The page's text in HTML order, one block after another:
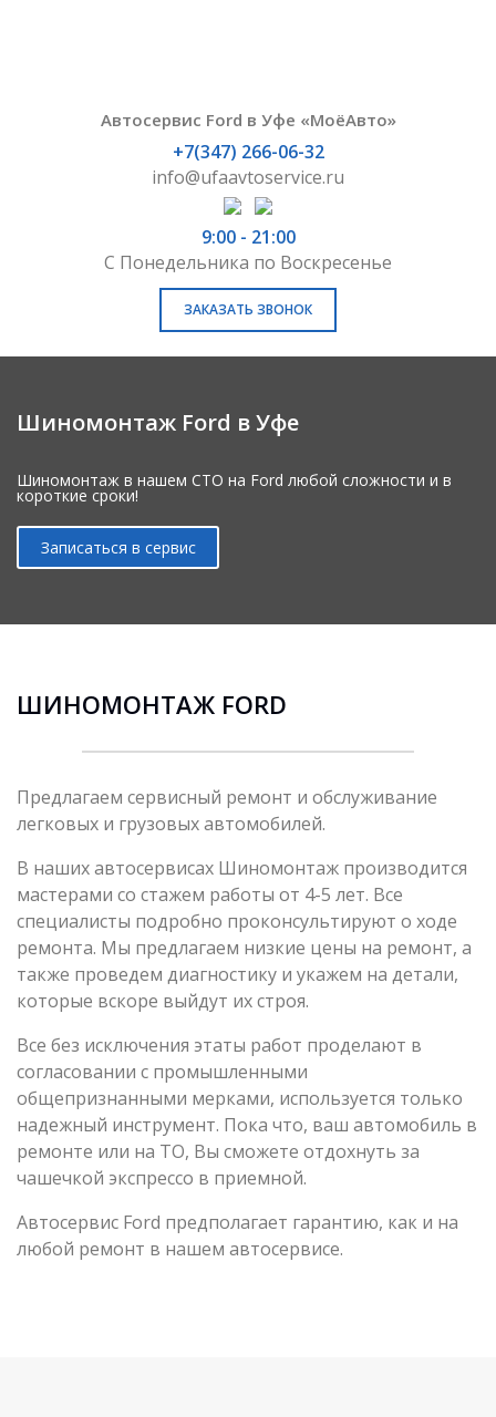
Автосервис Ford в Уфе «МоёАвто»
+7(347) 266-06-32
info@ufaavtoservice.ru
9:00 - 21:00
С Понедельника по Воскресенье
ЗАКАЗАТЬ ЗВОНОК
Шиномонтаж Ford в Уфе
Шиномонтаж в нашем СТО на Ford любой сложности и в
короткие сроки!
Записаться в сервис
ШИНОМОНТАЖ FORD
Предлагаем сервисный ремонт и обслуживание
легковых и грузовых автомобилей.
В наших автосервисах Шиномонтаж производится
мастерами со стажем работы от 4-5 лет. Все
специалисты подробно проконсультируют о ходе
ремонта. Мы предлагаем низкие цены на ремонт, а
также проведем диагностику и укажем на детали,
которые вскоре выйдут их строя.
Все без исключения этаты работ проделают в
согласовании с промышленными
общепризнанными мерками, используется только
надежный инструмент. Пока что, ваш автомобиль в
ремонте или на ТО, Вы сможете отдохнуть за
чашечкой экспрессо в приемной.
Автосервис Ford предполагает гарантию, как и на
любой ремонт в нашем автосервисе.